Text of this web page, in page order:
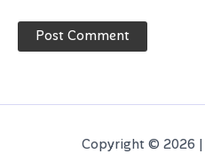
Copyright © 2026 |